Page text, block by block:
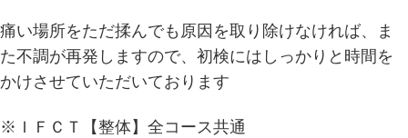
痛い場所をただ揉んでも原因を取り除けなければ、ま
た不調が再発しますので、初検にはしっかりと時間を
かけさせていただいております
※ＩＦＣＴ【整体】全コース共通